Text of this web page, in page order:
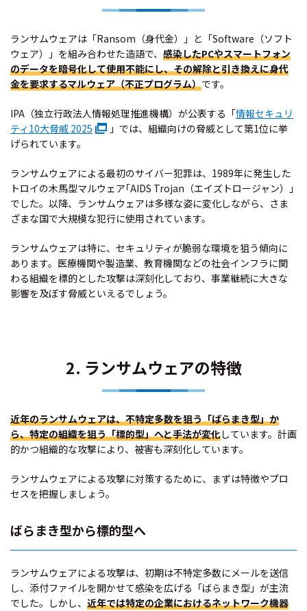
ランサムウェアは「Ransom（身代金）」と「Software（ソフト
ウェア）」を組み合わせた造語で、 感染したPCやスマートフォン
のデータを暗号化して使用不能にし、その解除と引き換えに身代
金を要求するマルウェア（不正プログラム）です。
IPA（独立行政法人情報処理推進機構）が公表する「情報セキュリ
ティ10大脅威 2025
」では、組織向けの脅威として第1位に挙
げられています。
ランサムウェアによる最初のサイバー犯罪は、1989年に発生した
トロイの木馬型マルウェア｢AIDS Trojan（エイズトロージャン）｣
でした。以降、ランサムウェアは多様な姿に変化しながら、さま
ざまな国で大規模な犯行に使用されています。
ランサムウェアは特に、セキュリティが脆弱な環境を狙う傾向に
あります。医療機関や製造業、教育機関などの社会インフラに関
わる組織を標的とした攻撃は深刻化しており、事業継続に大きな
影響を及ぼす脅威といえるでしょう。
2. ランサムウェアの特徴
近年のランサムウェアは、不特定多数を狙う「ばらまき型」か
ら、特定の組織を狙う「標的型」へと手法が変化しています。計画
的かつ組織的な攻撃により、被害も深刻化しています。
ランサムウェアによる攻撃に対策するために、まずは特徴やプロ
セスを把握しましょう。
ばらまき型から標的型へ
ランサムウェアによる攻撃は、初期は不特定多数にメールを送信
し、添付ファイルを開かせて感染を広げる「ばらまき型」が主流
でした。しかし、 近年では特定の企業におけるネットワーク機器